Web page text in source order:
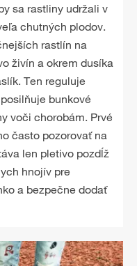
sa rastliny udržali v
chutných plodov.
rastlín na
živín a okrem dusíka
Ten reguluje
bunkové
voči chorobám. Prvé
často pozorovať na
len pletivo pozdĺž
hnojív pre
a bezpečne dodať